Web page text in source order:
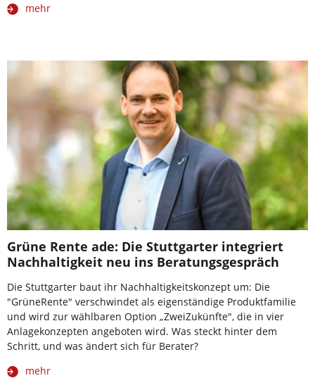
mehr
Grüne Rente ade: Die Stuttgarter integriert
Nachhaltigkeit neu ins Beratungsgespräch
Die Stuttgarter baut ihr Nachhaltigkeitskonzept um: Die
"GrüneRente" verschwindet als eigenständige Produktfamilie
und wird zur wählbaren Option „ZweiZukünfte", die in vier
Anlagekonzepten angeboten wird. Was steckt hinter dem
Schritt, und was ändert sich für Berater?
mehr